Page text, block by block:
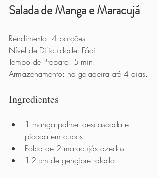
Salada de Manga e Maracujá
Rendimento: 4 porções
Nível de Dificuldade: Fácil.
Tempo de Preparo: 5 min.
Armazenamento: na geladeira até 4 dias.
Ingredientes
1 manga palmer descascada e
picada em cubos
Polpa de 2 maracujás azedos
1-2 cm de gengibre ralado